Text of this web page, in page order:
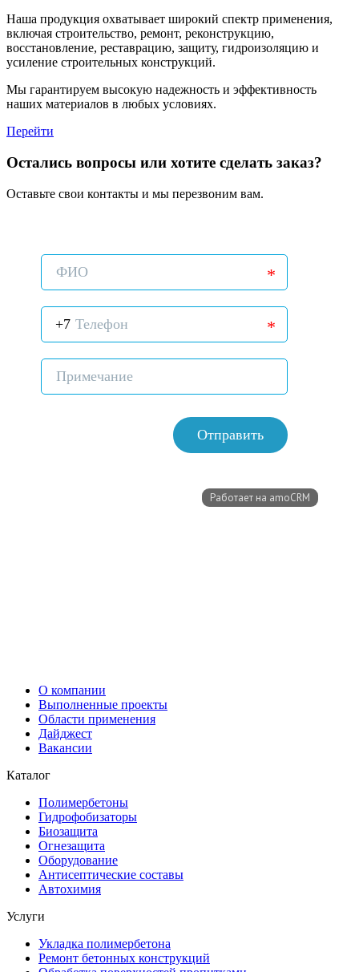
Наша продукция охватывает широкий спектр применения,
включая строительство, ремонт, реконструкцию,
восстановление, реставрацию, защиту, гидроизоляцию и
усиление строительных конструкций.
Мы гарантируем высокую надежность и эффективность
наших материалов в любых условиях.
Перейти
Остались вопросы или хотите сделать заказ?
Оставьте свои контакты и мы перезвоним вам.
О компании
Выполненные проекты
Области применения
Дайджест
Вакансии
Каталог
Полимербетоны
Гидрофобизаторы
Биозащита
Огнезащита
Оборудование
Антисептические составы
Автохимия
Услуги
Укладка полимербетона
Ремонт бетонных конструкций